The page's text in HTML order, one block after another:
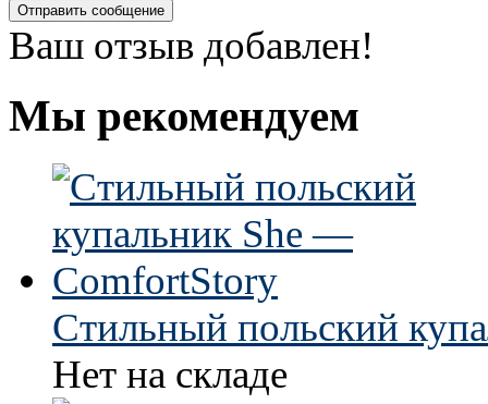
Ваш отзыв добавлен!
Мы рекомендуем
Стильный польский
Нет на складе